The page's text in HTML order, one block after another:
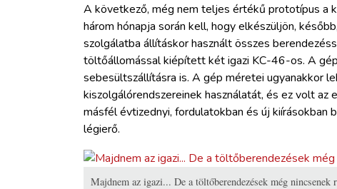
A következő, még nem teljes értékű prototípus a
három hónapja során kell, hogy elkészüljön,
szolgálatba állításkor használt összes
töltőállomással kiépített két igazi KC-46-os. A
sebesültszállításra is. A gép méretei ugyanakkor
kiszolgálórendszereinek használatát, és ez volt
másfél évtizednyi, fordulatokban és új
légierő.
Majdnem az igazi... De a töltőberendezések még nincsenek